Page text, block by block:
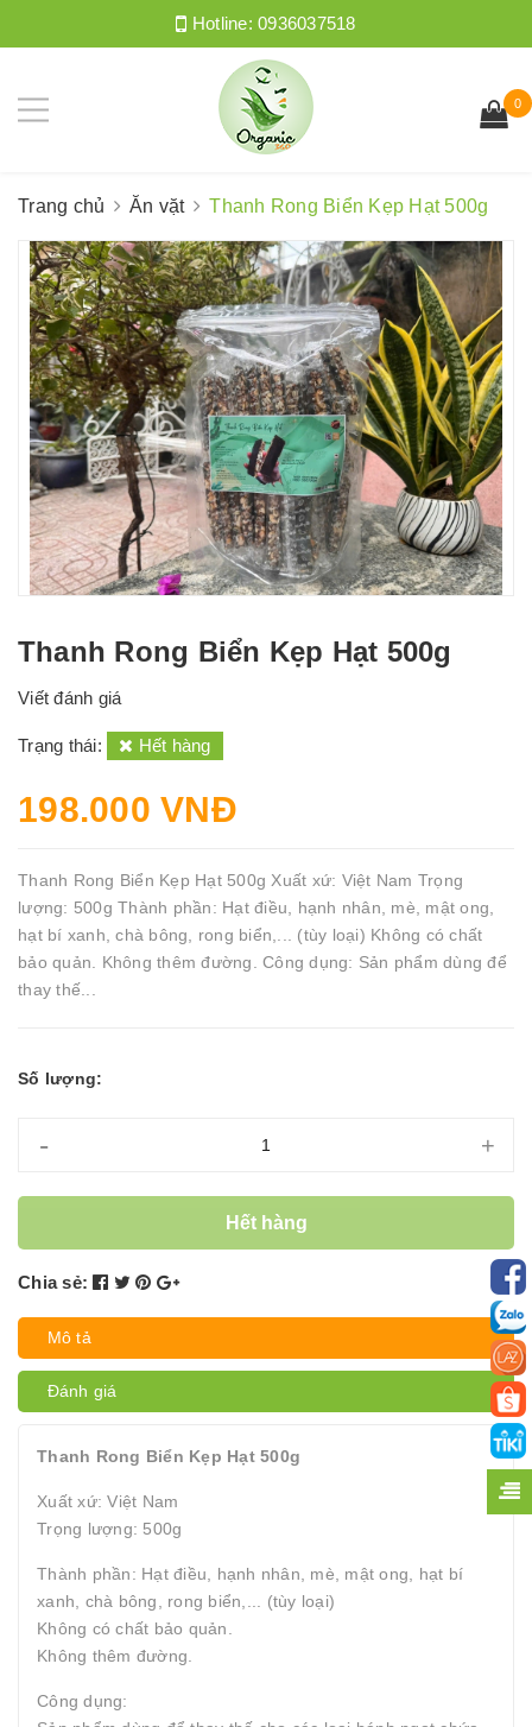
Hotline:0936037518
0
Trang chủ Ăn vặt Thanh Rong Biển Kẹp Hạt 500g
Thanh Rong Biển Kẹp Hạt 500g
Viết đánh giá
Trạng thái: Hết hàng
198.000 VNĐ
Thanh Rong Biển Kẹp Hạt 500g Xuất xứ: Việt Nam Trọng
lượng: 500g Thành phần: Hạt điều, hạnh nhân, mè, mật ong,
hạt bí xanh, chà bông, rong biển,... (tùy loại) Không có chất
bảo quản. Không thêm đường. Công dụng: Sản phẩm dùng để
thay thế...
Số lượng:
- +
Hết hàng
Chia sẻ:
Mô tả
Đánh giá
Thanh Rong Biển Kẹp Hạt 500g
Xuất xứ: Việt Nam
Trọng lượng: 500g
Thành phần: Hạt điều, hạnh nhân, mè, mật ong, hạt bí
xanh, chà bông, rong biển,... (tùy loại)
Không có chất bảo quản.
Không thêm đường.
Công dụng: